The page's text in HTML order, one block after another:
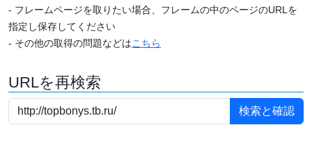
- フレームページを取りたい場合、フレームの中のページのURLを
指定し保存してください
- その他の取得の問題などはこちら
URLを再検索